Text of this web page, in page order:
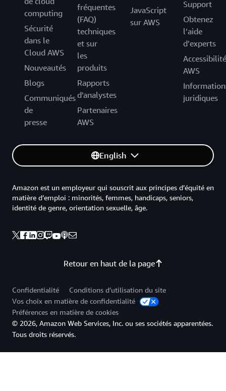
computing
Sécurité
dans le
Cloud AWS
Nouveautés
Blogs
Communiqués
de
presse
fréquentes
(FAQ)
techniques
et sur
les
produits
Rapports
d'analystes
Partenaires
AWS
JavaScript
sur AWS
Support
Obtenez
l’aide
d’experts
Accessibilité
AWS
juridiques
English
Retour en haut de la page
Amazon est un employeur qui souscrit aux principes d’équité en
matière d’emploi : minorités, femmes, handicaps, seniors,
identité de genre, orientation sexuelle, âge.
Confidentialité
Conditions d’utilisation du site
Vos choix en matière de confidentialité
Préférences en matière de cookies
© 2026, Amazon Web Services, Inc. ou ses sociétés apparentées.
Tous droits réservés.